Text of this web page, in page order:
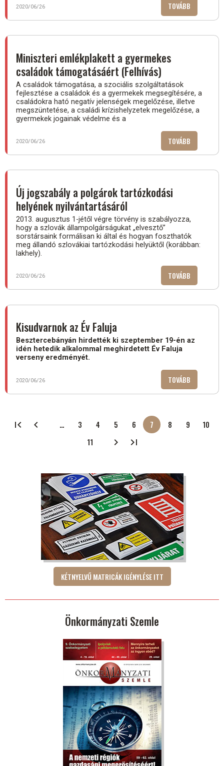
2020/06/26 TOVÁBB
LESZ
Miniszteri emlékplakett a gyermekes
családok támogatásáért (Felhívás)
A családok támogatása, a szociális szolgáltatások
fejlesztése a családok és a gyermekek megsegítésére, a
családokra ható negatív jelenségek megelőzése, illetve
megszüntetése, a családi krízishelyzetek megelőzése, a
gyermekek jogainak védelme és a
2020/06/26 TOVÁBB
GYERMEKES
Új jogszabály a polgárok tartózkodási
helyének nyilvántartásáról
2013. augusztus 1-jétől végre törvény is szabályozza,
hogy a szlovák állampolgárságukat „elvesztő”
sorstársaink formálisan ki által és hogyan foszthatók
meg állandó szlovákiai tartózkodási helyüktől (korábban:
lakhely).
2020/06/26 TOVÁBB
JOGSZABÁLY
POLGÁROK
Kisudvarnok az Év Faluja
Besztercebányán hirdették ki szeptember 19-én az
idén hetedik alkalommal meghirdetett Év Faluja
verseny eredményét.
2020/06/26 TOVÁBB
AZ
Oldalszámozás …
Oldal
3
Oldal
4
Oldal
5
Oldal
6
Jelenlegi
7
Oldal
8
Oldal
9
Oldal
10
Oldal
11
KÉTNYELVŰ MATRICÁK IGÉNYLÉSE ITT
Önkormányzati Szemle